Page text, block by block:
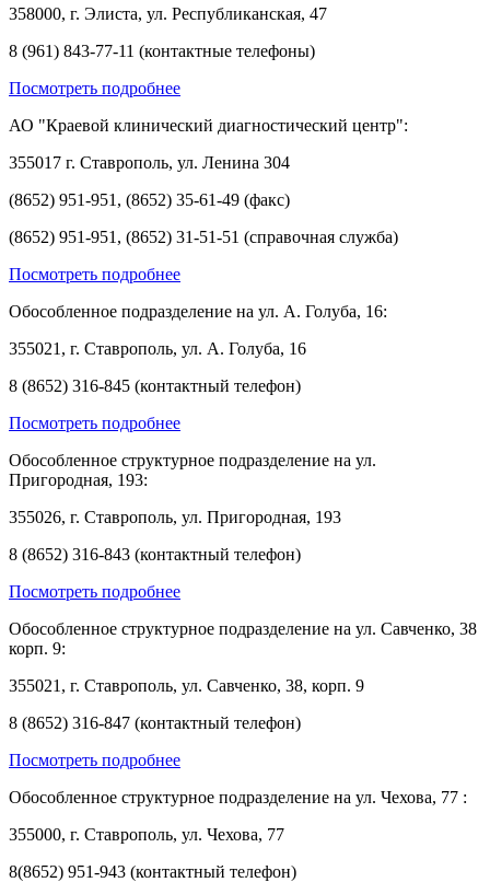
358000, г. Элиста, ул. Республиканская, 47
8 (961) 843-77-11 (контактные телефоны)
Посмотреть подробнее
АО "Краевой клинический диагностический центр":
355017 г. Ставрополь, ул. Ленина 304
(8652) 951-951, (8652) 35-61-49 (факс)
(8652) 951-951, (8652) 31-51-51 (справочная служба)
Посмотреть подробнее
Обособленное подразделение на ул. А. Голуба, 16:
355021, г. Ставрополь, ул. А. Голуба, 16
8 (8652) 316-845 (контактный телефон)
Посмотреть подробнее
Обособленное структурное подразделение на ул.
Пригородная, 193:
355026, г. Ставрополь, ул. Пригородная, 193
8 (8652) 316-843 (контактный телефон)
Посмотреть подробнее
Обособленное структурное подразделение на ул. Савченко, 38
корп. 9:
355021, г. Ставрополь, ул. Савченко, 38, корп. 9
8 (8652) 316-847 (контактный телефон)
Посмотреть подробнее
Обособленное структурное подразделение на ул. Чехова, 77 :
355000, г. Ставрополь, ул. Чехова, 77
8(8652) 951-943 (контактный телефон)